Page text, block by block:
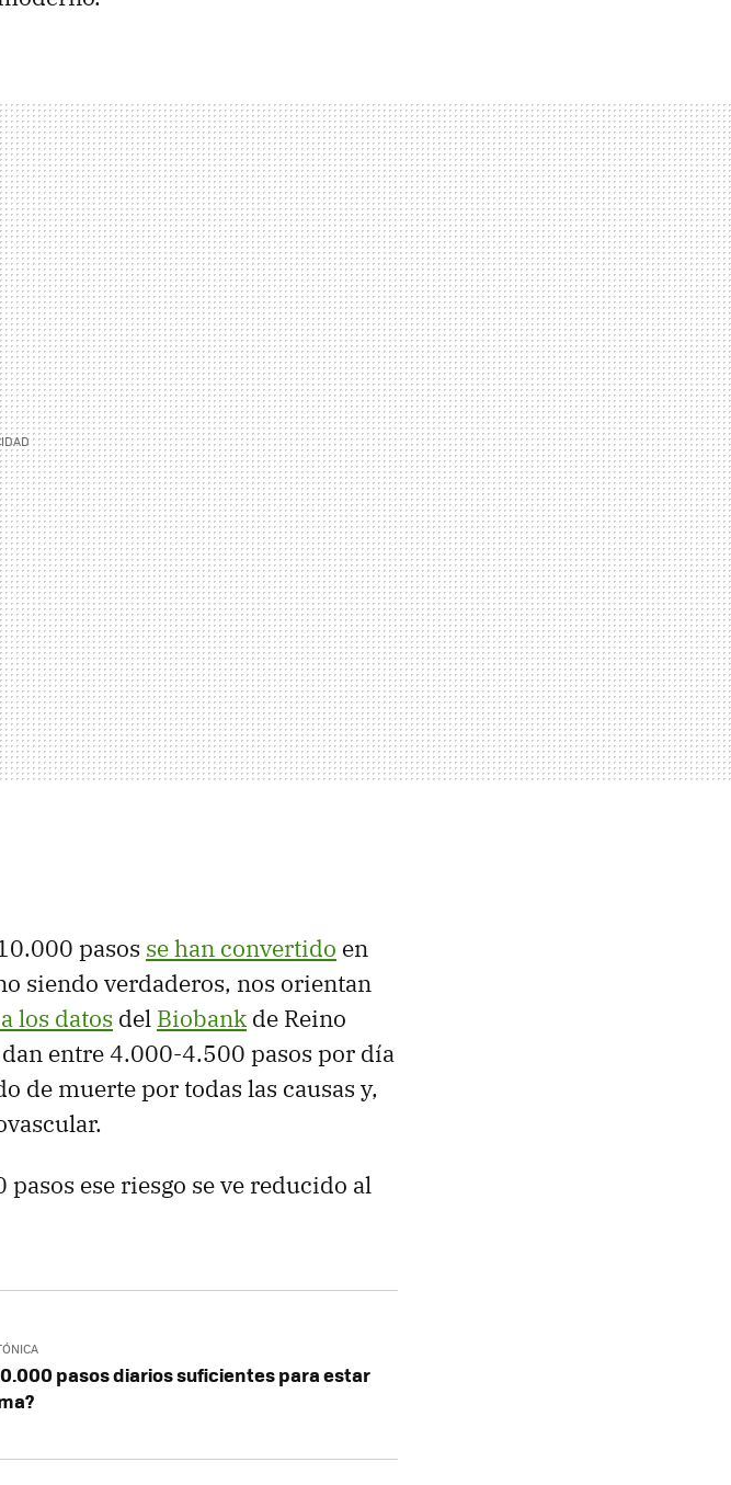
pasos se han convertido en
siendo verdaderos, nos orientan
los datos del Biobank de Reino
entre 4.000-4.500 pasos por día
de muerte por todas las causas y,
ese riesgo se ve reducido al
pasos diarios suficientes para estar